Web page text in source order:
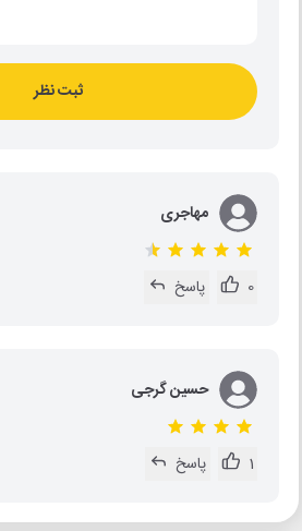
ثبت نظر
مهاجری
0 پاسخ
حسین گرجی
1 پاسخ